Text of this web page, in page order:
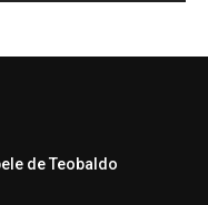
de Teobaldo